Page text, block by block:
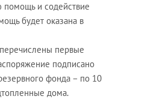
помощь и содействие
будет оказана в
первые
подписано
фонда – по 10
дома.